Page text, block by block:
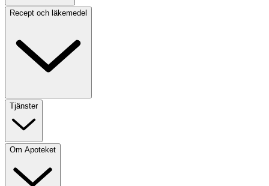
Recept och läkemedel
Tjänster
Om Apoteket